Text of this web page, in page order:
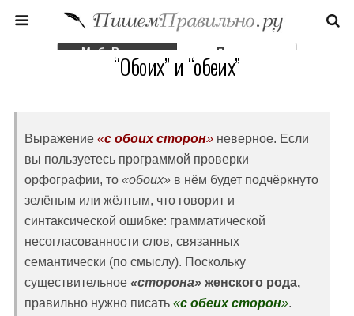
Моб. Версия Полная
“Обоих” и “обеих”
Выражение «с обоих сторон» неверное. Если
вы пользуетесь программой проверки
орфографии, то «обоих» в нём будет подчёркнуто
зелёным или жёлтым, что говорит и
синтаксической ошибке: грамматической
несогласованности слов, связанных
семантически (по смыслу). Поскольку
существительное «сторона» женского рода,
правильно нужно писать «с обеих сторон».